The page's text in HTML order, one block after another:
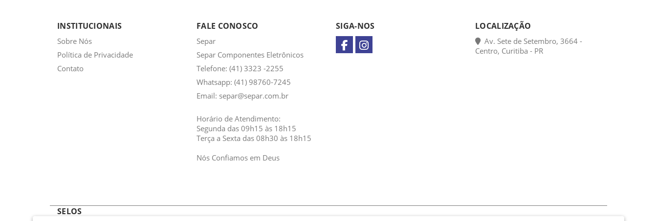
INSTITUCIONAIS
Sobre Nós
Política de Privacidade
Contato
FALE CONOSCO
Separ
Separ Componentes Eletrônicos
Telefone: (41) 3323 -2255
Whatsapp: (41) 98760-7245
Email: separ@separ.com.br
Horário de Atendimento:
Segunda das 09h15 às 18h15
Terça a Sexta das 08h30 às 18h15
Nós Confiamos em Deus
SIGA-NOS LOCALIZAÇÃO
Av. Sete de Setembro, 3664 -
Centro, Curitiba - PR
SELOS